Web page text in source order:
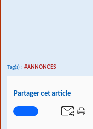
Tag(s) : #ANNONCES
Partager cet article